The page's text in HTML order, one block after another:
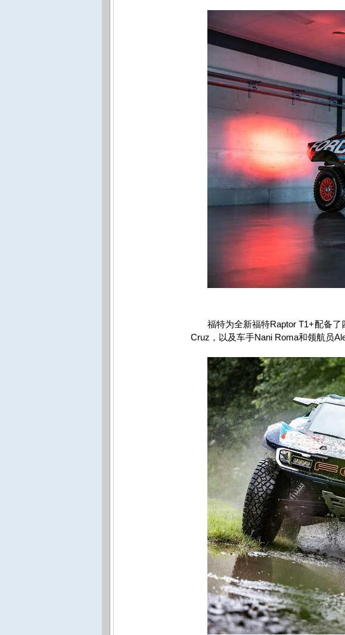
福特为全新福特Raptor T1+配备了
Cruz ，以及车手Nani Roma和领航员